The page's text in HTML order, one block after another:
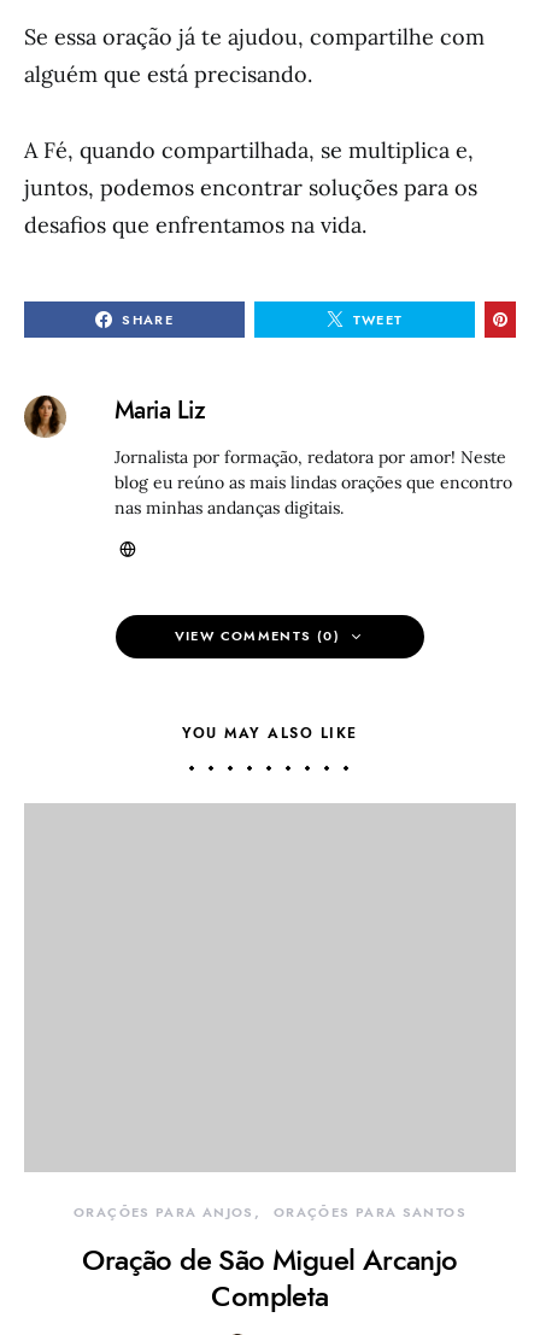
Se essa oração já te ajudou, compartilhe com
alguém que está precisando.
A Fé, quando compartilhada, se multiplica e,
juntos, podemos encontrar soluções para os
desafios que enfrentamos na vida.
SHARE TWEET
Maria Liz
Jornalista por formação, redatora por amor! Neste
blog eu reúno as mais lindas orações que encontro
nas minhas andanças digitais.
VIEW COMMENTS (0)
YOU MAY ALSO LIKE
ORAÇÕES PARA ANJOS ORAÇÕES PARA SANTOS
Oração de São Miguel Arcanjo
Completa